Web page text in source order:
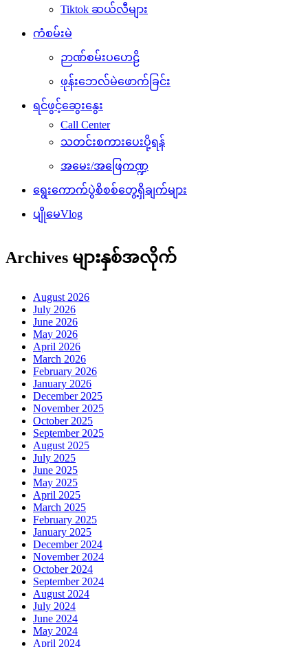
Tiktok ဆယ်လီများ
ကံစမ်းမဲ
ဉာဏ်စမ်းပဟေဠိ
ဖုန်းဘေလ်မဲဖောက်ခြင်း
ရင်ဖွင့်ဆွေးနွေး
Call Center
သတင်းစကားပေးပို့ရန်
အမေး/အဖြေကဏ္ဍ
ရွေးကောက်ပွဲစိစစ်တွေ့ရှိချက်များ
ပျိုမေVlog
Archives များနှစ်အလိုက်
August 2026
July 2026
June 2026
May 2026
April 2026
March 2026
February 2026
January 2026
December 2025
November 2025
October 2025
September 2025
August 2025
July 2025
June 2025
May 2025
April 2025
March 2025
February 2025
January 2025
December 2024
November 2024
October 2024
September 2024
August 2024
July 2024
June 2024
May 2024
April 2024